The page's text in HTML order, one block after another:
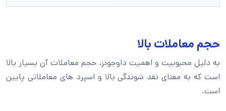
حجم معاملات بالا
به دلیل محبوبیت و اهمیت داوجونز، حجم معاملات آن بسیار بالا
است که به معنای نقد شوندگی بالا و اسپرد های معاملاتی پایین
است.